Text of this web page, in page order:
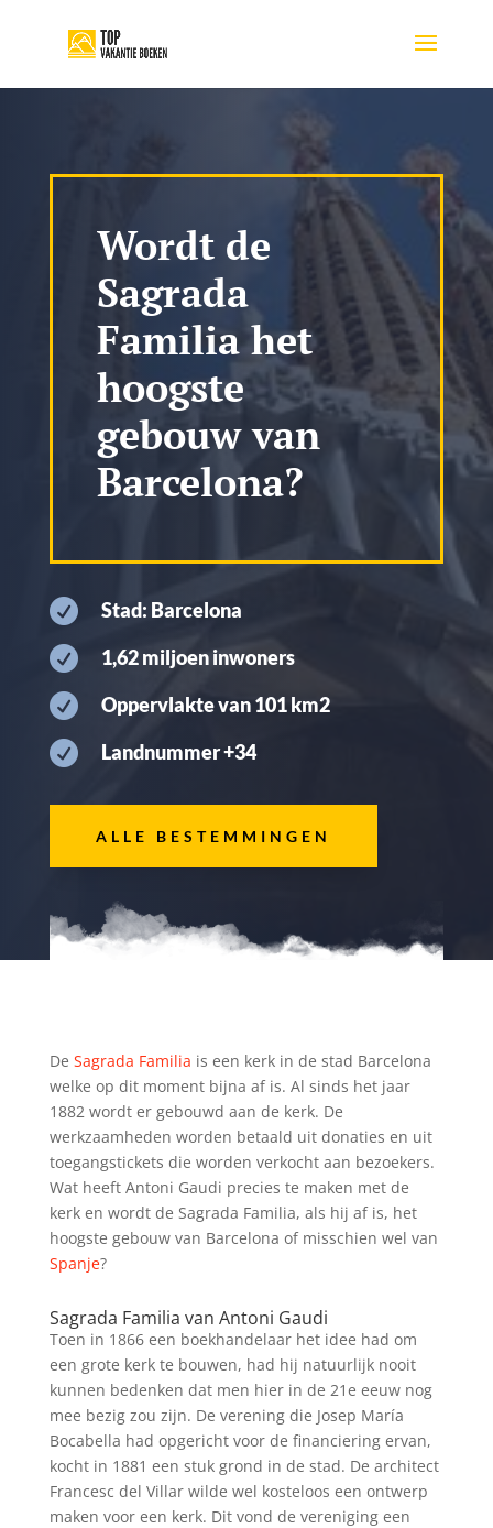
Wordt de
Sagrada
Familia het
hoogste
gebouw van
Barcelona?
 Stad: Barcelona
 1,62 miljoen inwoners
 Oppervlakte van 101 km2
 Landnummer +34
ALLE BESTEMMINGEN
De Sagrada Familia is een kerk in de stad Barcelona
welke op dit moment bijna af is. Al sinds het jaar
1882 wordt er gebouwd aan de kerk. De
werkzaamheden worden betaald uit donaties en uit
toegangstickets die worden verkocht aan bezoekers.
Wat heeft Antoni Gaudi precies te maken met de
kerk en wordt de Sagrada Familia, als hij af is, het
hoogste gebouw van Barcelona of misschien wel van
Spanje?
Sagrada Familia van Antoni Gaudi
Toen in 1866 een boekhandelaar het idee had om
een grote kerk te bouwen, had hij natuurlijk nooit
kunnen bedenken dat men hier in de 21e eeuw nog
mee bezig zou zijn. De verening die Josep María
Bocabella had opgericht voor de financiering ervan,
kocht in 1881 een stuk grond in de stad. De architect
Francesc del Villar wilde wel kosteloos een ontwerp
maken voor een kerk. Dit vond de vereniging een